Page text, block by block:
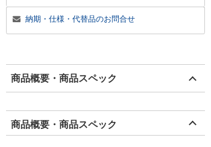
納期・仕様・代替品のお問合せ
商品概要・商品スペック
商品概要・商品スペック